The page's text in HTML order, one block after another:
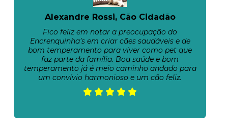
Alexandre Rossi, Cão Cidadão
Fico feliz em notar a preocupação do
Encrenquinha’s em criar cães saudáveis e de
bom temperamento para viver como pet que
faz parte da família. Boa saúde e bom
temperamento já é meio caminho andado para
um convívio harmonioso e um cão feliz.